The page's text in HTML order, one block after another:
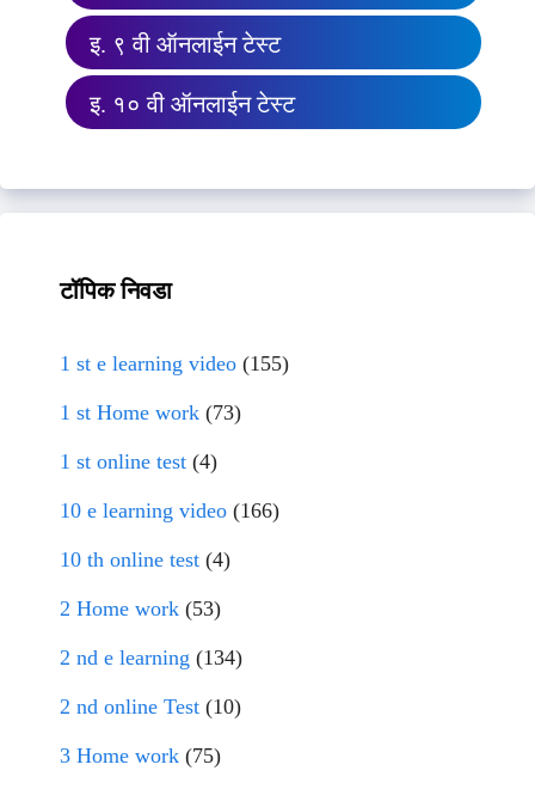
इ. ९ वी ऑनलाईन टेस्ट
इ. १० वी ऑनलाईन टेस्ट
टॉपिक निवडा
1 st e learning video (155)
1 st Home work (73)
1 st online test (4)
10 e learning video (166)
10 th online test (4)
2 Home work (53)
2 nd e learning (134)
2 nd online Test (10)
3 Home work (75)